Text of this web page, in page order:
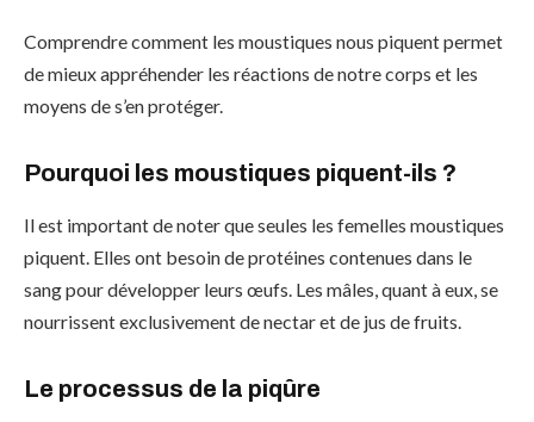
Comprendre comment les moustiques nous piquent permet
de mieux appréhender les réactions de notre corps et les
moyens de s’en protéger.
Pourquoi les moustiques piquent-ils ?
Il est important de noter que seules les femelles moustiques
piquent. Elles ont besoin de protéines contenues dans le
sang pour développer leurs œufs. Les mâles, quant à eux, se
nourrissent exclusivement de nectar et de jus de fruits.
Le processus de la piqûre